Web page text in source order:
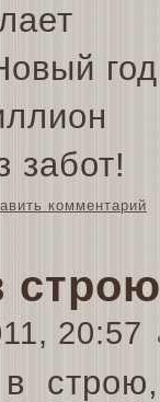
забот!
комментарий
20:57
строю,